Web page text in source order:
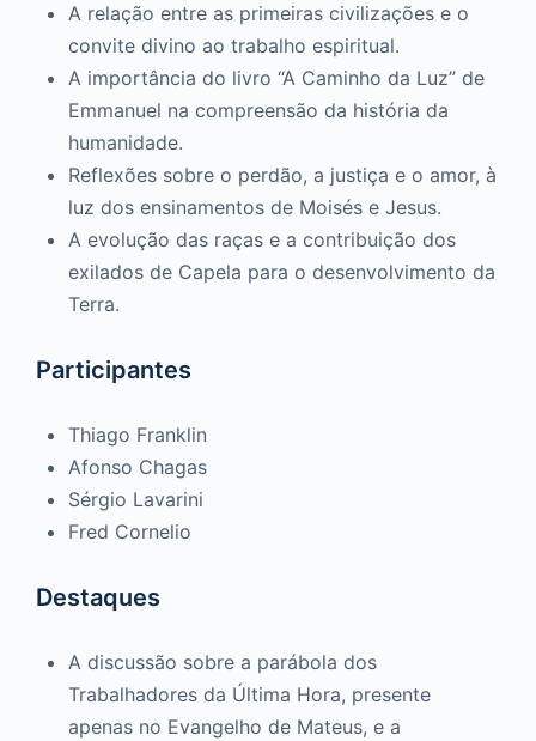
A relação entre as primeiras civilizações e o
convite divino ao trabalho espiritual.
A importância do livro “A Caminho da Luz” de
Emmanuel na compreensão da história da
humanidade.
Reflexões sobre o perdão, a justiça e o amor, à
luz dos ensinamentos de Moisés e Jesus.
A evolução das raças e a contribuição dos
exilados de Capela para o desenvolvimento da
Terra.
Participantes
Thiago Franklin
Afonso Chagas
Sérgio Lavarini
Fred Cornelio
Destaques
A discussão sobre a parábola dos
Trabalhadores da Última Hora, presente
apenas no Evangelho de Mateus, e a